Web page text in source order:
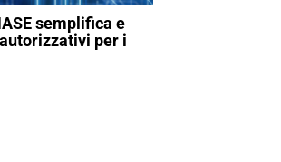
semplifica e
per i